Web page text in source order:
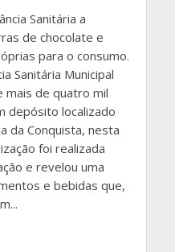
Sanitária a
de chocolate e
para o consumo.
Sanitária Municipal
mais de quatro mil
depósito localizado
da Conquista, nesta
foi realizada
e revelou uma
e bebidas que,